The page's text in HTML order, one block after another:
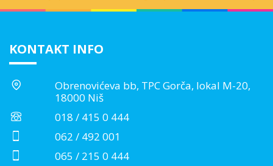
KONTAKT INFO
Obrenovićeva bb, TPC Gorča, lokal M-20,
18000 Niš
018 / 415 0 444
062 / 492 001
065 / 215 0 444